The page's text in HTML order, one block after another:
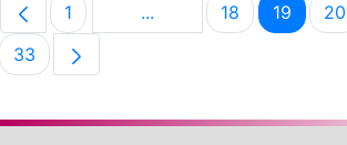
Página
1 ...Páginas intermedias
Página
18 Página
19 20
Página
33